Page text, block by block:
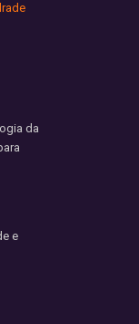
da
e